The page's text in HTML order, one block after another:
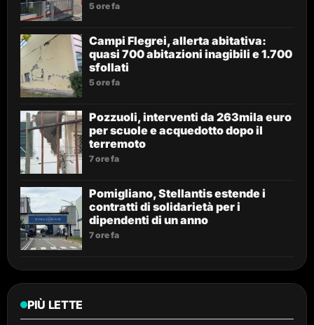
5 ore fa
Campi Flegrei, allerta abitativa:
quasi 700 abitazioni inagibili e 1.700
sfollati
5 ore fa
Pozzuoli, interventi da 263mila euro
per scuole e acquedotto dopo il
terremoto
7 ore fa
Pomigliano, Stellantis estende i
contratti di solidarietà per i
dipendenti di un anno
7 ore fa
PIÙ LETTE